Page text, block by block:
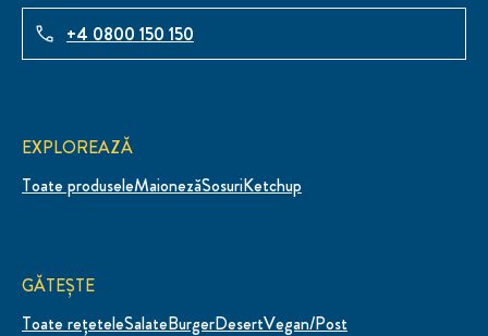
+4 0800 150 150
EXPLOREAZĂ
Toate produseleMaionezăSosuriKetchup
GĂTEȘTE
Toate rețeteleSalateBurgerDesertVegan/Post